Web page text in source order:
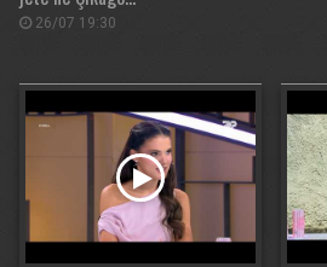
26/07 19:30